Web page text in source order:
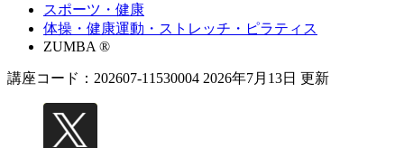
スポーツ・健康
体操・健康運動・ストレッチ・ピラティス
ZUMBA ®
講座コード：202607-11530004 2026年7月13日 更新